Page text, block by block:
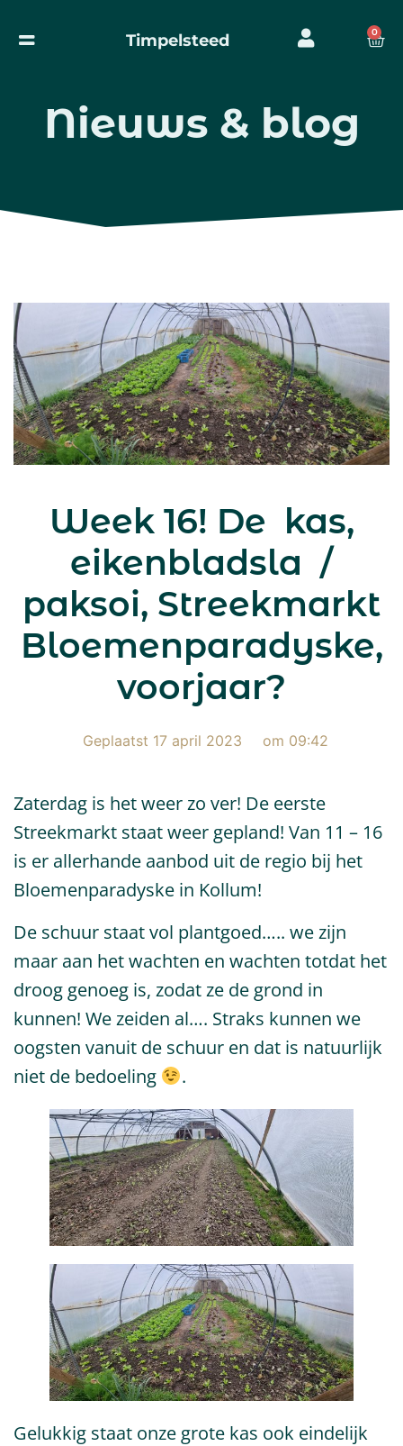
Timpelsteed 0
Nieuws & blog
Week 16! De kas,
eikenbladsla /
paksoi, Streekmarkt
Bloemenparadyske,
voorjaar?
Geplaatst 17 april 2023 om 09:42
Zaterdag is het weer zo ver! De eerste
Streekmarkt staat weer gepland! Van 11 – 16
is er allerhande aanbod uit de regio bij het
Bloemenparadyske in Kollum!
De schuur staat vol plantgoed….. we zijn
maar aan het wachten en wachten totdat het
droog genoeg is, zodat ze de grond in
kunnen! We zeiden al…. Straks kunnen we
oogsten vanuit de schuur en dat is natuurlijk
niet de bedoeling
.
Gelukkig staat onze grote kas ook eindelijk